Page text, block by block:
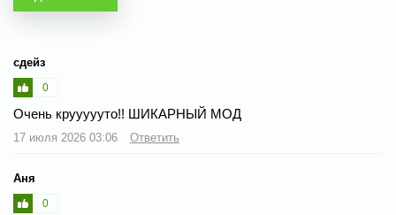
сдейз
0
Очень круууууто!! ШИКАРНЫЙ МОД
17 июля 2026 03:06 Ответить
Аня
0